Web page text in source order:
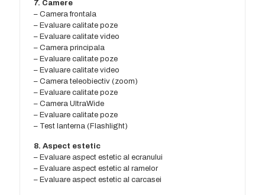
7. Camere
– Camera frontala
– Evaluare calitate poze
– Evaluare calitate video
– Camera principala
– Evaluare calitate poze
– Evaluare calitate video
– Camera teleobiectiv (zoom)
– Evaluare calitate poze
– Camera UltraWide
– Evaluare calitate poze
– Test lanterna (Flashlight)
8. Aspect estetic
– Evaluare aspect estetic al ecranului
– Evaluare aspect estetic al ramelor
– Evaluare aspect estetic al carcasei